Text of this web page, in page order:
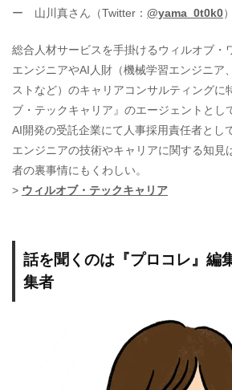
ー 山川真さん（Twitter： @yama_0t0k0）
総合人材サービスを手掛けるウィルオブ・
エンジニアやAI人財（機械学習エンジニア
ストなど）のキャリアコンサルティングに
ブ・テックキャリア』のエージェントとし
AI開発の受託企業にて人事採用責任者とし
エンジニアの技術やキャリアに関する知見
者の裏事情にもくわしい。
> ウィルオブ・テックキャリア
話を聞くのは『プロコレ』編
集者